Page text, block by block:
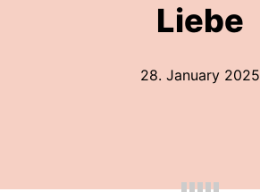
Liebe
28. January 2025